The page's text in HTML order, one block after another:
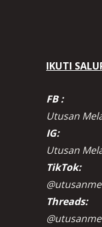
IKUTI
FB :
Utusan
IG:
Utusan
TikTok:
Threads: